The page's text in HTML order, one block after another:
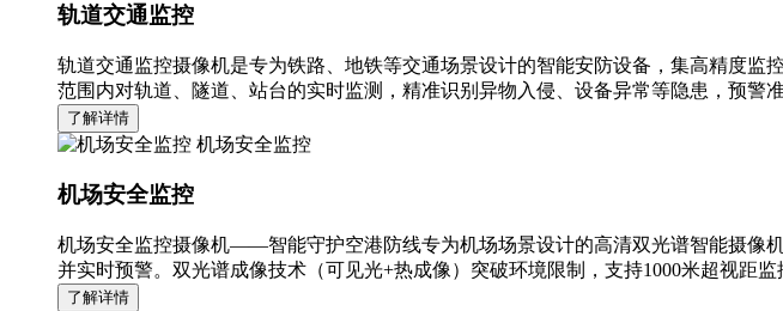
轨道交通监控
轨道交通监控摄像机是专为铁路、地铁等交通场景设计的智能安防设备，集高精度
范围内对轨道、隧道、站台的实时监测，精准识别异物入侵、设备异常等隐患，预警
了解详情
机场安全监控
机场安全监控
机场安全监控摄像机——智能守护空港防线专为机场场景设计的高清双光谱智能摄像
并实时预警。双光谱成像技术（可见光+热成像）突破环境限制，支持1000米超视距
了解详情